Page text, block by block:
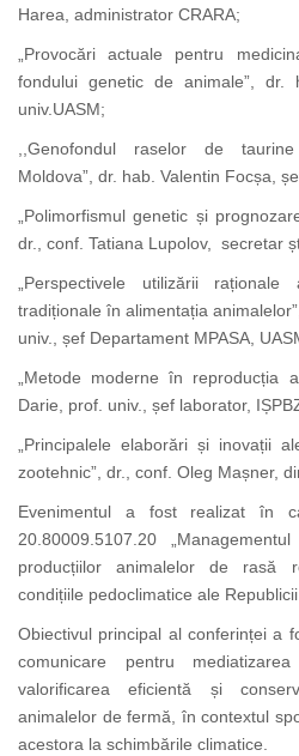
Harea, administrator CRARA;
„Provocări actuale pentru
fondului genetic de animale”, dr.
univ.UASM;
,Genofondul raselor de
Moldova”, dr. hab. Valentin Focșa,
„Polimorfismul genetic și
dr., conf. Tatiana Lupolov, secretar
„Perspectivele utilizării
tradiționale în alimentația
univ., șef Departament MPASA,
„Metode moderne în reproducția
Darie, prof. univ., șef laborator,
„Principalele elaborări și inovații
zootehnic”, dr., conf. Oleg Mașner,
Evenimentul a fost realizat în
20.80009.5107.20
producțiilor animalelor de rasă
condițiile pedoclimatice ale Republicii
Obiectivul principal al conferinței a
comunicare pentru
valorificarea eficientă și
animalelor de fermă, în contextul
acestora la schimbările climatice.